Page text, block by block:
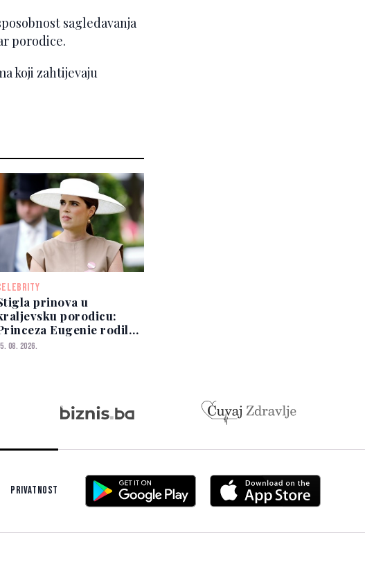
sagledavanja
porodice.
koji zahtijevaju
prinova u
porodicu:
Eugenie rodila
08. 2026.
Privatnost